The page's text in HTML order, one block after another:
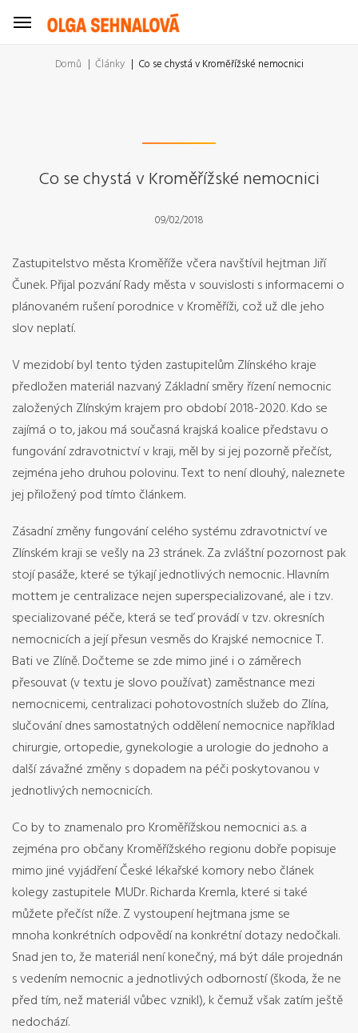
Domů Články Co se chystá v Kroměřížské nemocnici
Co se chystá v Kroměřížské nemocnici
09/02/2018
Zastupitelstvo města Kroměříže včera navštívil hejtman Jiří
Čunek. Přijal pozvání Rady města v souvislosti s informacemi o
plánovaném rušení porodnice v Kroměříži, což už dle jeho
slov neplatí.
V mezidobí byl tento týden zastupitelům Zlínského kraje
předložen materiál nazvaný Základní směry řízení nemocnic
založených Zlínským krajem pro období 2018-2020. Kdo se
zajímá o to, jakou má současná krajská koalice představu o
fungování zdravotnictví v kraji, měl by si jej pozorně přečíst,
zejména jeho druhou polovinu. Text to není dlouhý, naleznete
jej přiložený pod tímto článkem.
Zásadní změny fungování celého systému zdravotnictví ve
Zlínském kraji se vešly na 23 stránek. Za zvláštní pozornost pak
stojí pasáže, které se týkají jednotlivých nemocnic. Hlavním
mottem je centralizace nejen superspecializované, ale i tzv.
specializované péče, která se teď provádí v tzv. okresních
nemocnicích a její přesun vesměs do Krajské nemocnice T.
Bati ve Zlíně. Dočteme se zde mimo jiné i o záměrech
přesouvat (v textu je slovo používat) zaměstnance mezi
nemocnicemi, centralizaci pohotovostních služeb do Zlína,
slučování dnes samostatných oddělení nemocnice například
chirurgie, ortopedie, gynekologie a urologie do jednoho a
další závažné změny s dopadem na péči poskytovanou v
jednotlivých nemocnicích.
Co by to znamenalo pro Kroměřížskou nemocnici a.s. a
zejména pro občany Kroměřížského regionu dobře popisuje
mimo jiné vyjádření České lékařské komory nebo článek
kolegy zastupitele MUDr. Richarda Kremla, které si také
můžete přečíst níže. Z vystoupení hejtmana jsme se
mnoha konkrétních odpovědí na konkrétní dotazy nedočkali.
Snad jen to, že materiál není konečný, má být dále projednán
s vedením nemocnic a jednotlivých odborností (škoda, že ne
před tím, než materiál vůbec vznikl), k čemuž však zatím ještě
nedochází.